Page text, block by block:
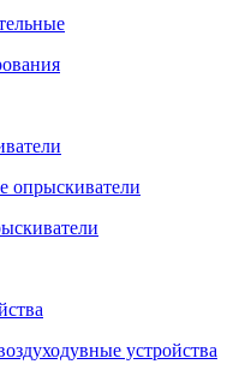
опрыскиватели
устройства